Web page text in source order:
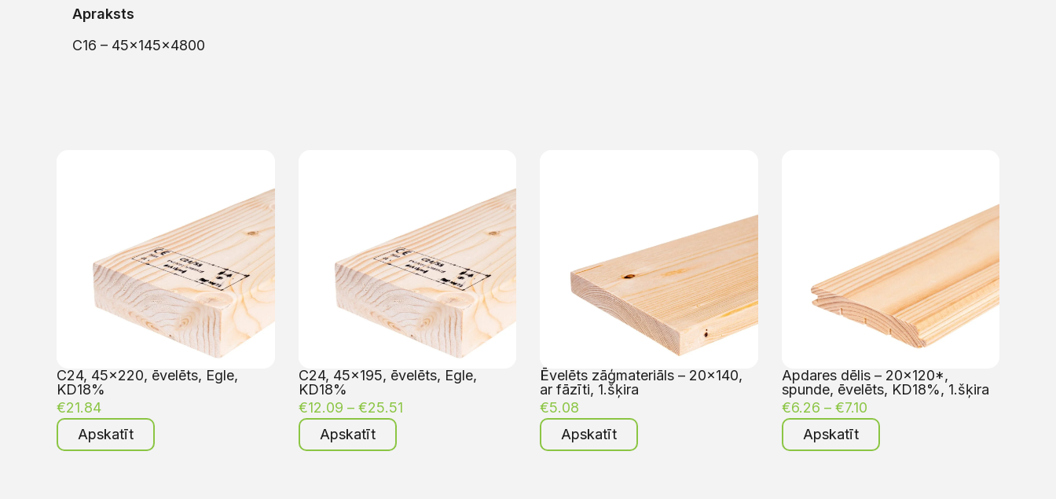
Apraksts
C16 – 45x145x4800
C24, 45×220, ēvelēts, Egle,
KD18%
€21.84
Apskatīt
C24, 45×195, ēvelēts, Egle,
KD18%
€12.09 – €25.51
Apskatīt
Ēvelēts zāģmateriāls – 20×140,
ar fāzīti, 1.šķira
€5.08
Apskatīt
Apdares dēlis – 20×120*,
spunde, ēvelēts, KD18%, 1.šķira
€6.26 – €7.10
Apskatīt